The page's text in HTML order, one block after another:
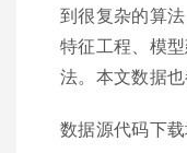
到很复杂的算
特征工程、模
法。本文数据也
数据源代码下载